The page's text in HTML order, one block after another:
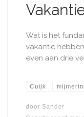
Wat is het
vakantie
even aan drie
Cuijk
door Sander